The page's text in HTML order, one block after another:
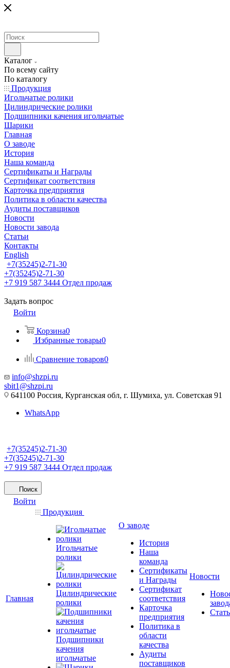
Каталог
По всему сайту
По каталогу
Продукция
Игольчатые ролики
Цилиндрические ролики
Подшипники качения игольчатые
Шарики
Главная
О заводе
История
Наша команда
Сертификаты и Награды
Сертификат соответствия
Карточка предприятия
Политика в области качества
Аудиты поставщиков
Новости
Новости завода
Статьи
Контакты
English
+7(35245)2-71-30
+7(35245)2-71-30
+7 919 587 3444 Отдел продаж
Задать вопрос
Войти
Корзина0
Избранные товары0
Сравнение товаров0
info@shzpi.ru
sbit1@shzpi.ru
641100 Россия, Курганская обл, г. Шумиха, ул. Советская 91
WhatsApp
+7(35245)2-71-30
+7(35245)2-71-30
+7 919 587 3444 Отдел продаж
Поиск
Войти
Главная
Продукция
Игольчатые
ролики
Цилиндрические
ролики
Подшипники
качения
игольчатые
О заводе
История
Наша
команда
Сертификаты
и Награды
Сертификат
соответствия
Карточка
предприятия
Политика в
области
качества
Аудиты
поставщиков
Новости